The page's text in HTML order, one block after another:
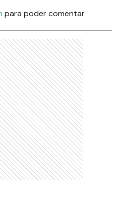
para poder comentar